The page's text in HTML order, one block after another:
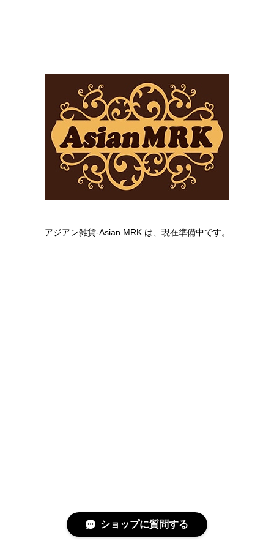
アジアン雑貨-Asian MRK は、現在準備中です。
ショップに質問する